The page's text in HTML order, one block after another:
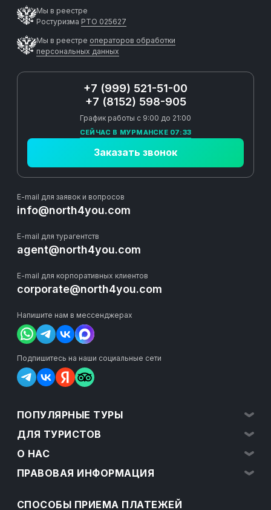
Мы в реестре
Ростуризма РТО 025627
Мы в реестре операторов обработки
персональных данных
+7 (999) 521-51-00
+7 (8152) 598-905
Заказать звонок
График работы с 9:00 до 21:00
СЕЙЧАС В МУРМАНСКЕ 07:33
E-mail для заявок и вопросов
info@north4you.com
E-mail для турагентств
agent@north4you.com
E-mail для корпоративных клиентов
corporate@north4you.com
Напишите нам в мессенджерах
Подпишитесь на наши социальные сети
ПОПУЛЯРНЫЕ ТУРЫ
ДЛЯ ТУРИСТОВ
О НАС
ПРАВОВАЯ ИНФОРМАЦИЯ
СПОСОБЫ ПРИЕМА ПЛАТЕЖЕЙ